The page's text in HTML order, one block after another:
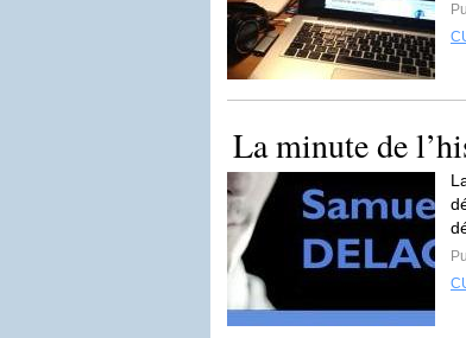
La minute de